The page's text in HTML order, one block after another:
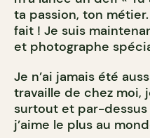
ta passion, ton métier.
fait ! Je suis
et photographe
Je n’ai jamais été
travaille de chez moi,
surtout et par-
j’aime le plus au